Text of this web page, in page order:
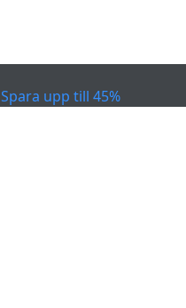
Spara upp till 45%